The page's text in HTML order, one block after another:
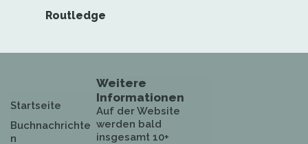
Routledge
Startseite
Buchnachrichte
n
Weitere
Informationen
Auf der Website
werden bald
insgesamt 10+